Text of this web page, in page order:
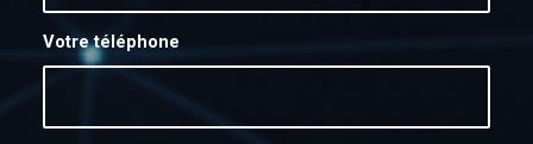
Votre téléphone